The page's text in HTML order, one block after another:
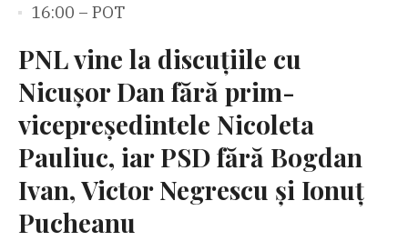
16:00 – POT
PNL vine la discuțiile cu
Nicușor Dan fără prim-
vicepreședintele Nicoleta
Pauliuc, iar PSD fără Bogdan
Ivan, Victor Negrescu și Ionuț
Pucheanu